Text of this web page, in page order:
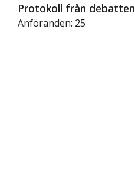
Protokoll från debatten
Anföranden: 25